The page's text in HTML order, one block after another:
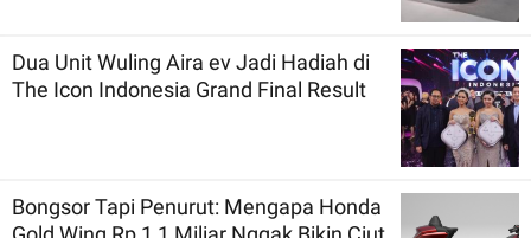
Dua Unit Wuling Aira ev Jadi Hadiah di
The Icon Indonesia Grand Final Result
Bongsor Tapi Penurut: Mengapa Honda